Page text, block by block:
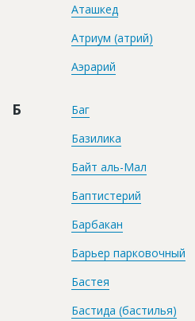
Аташкед
Атриум (атрий)
Аэрарий
Б
Баг
Базилика
Байт аль-Мал
Баптистерий
Барбакан
Барьер парковочный
Бастея
Бастида (бастилья)